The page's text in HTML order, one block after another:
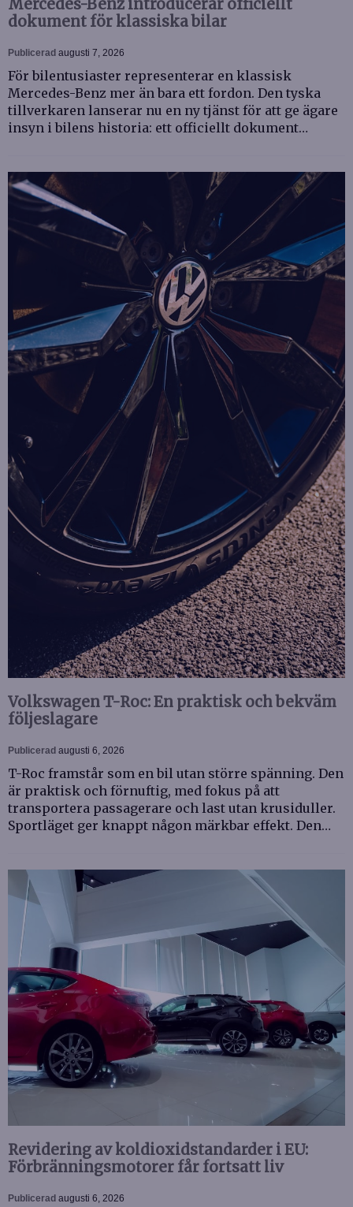
Mercedes-Benz introducerar officiellt
dokument för klassiska bilar
Publicerad augusti 7, 2026
För bilentusiaster representerar en klassisk
Mercedes-Benz mer än bara ett fordon. Den tyska
tillverkaren lanserar nu en ny tjänst för att ge ägare
insyn i bilens historia: ett officiellt dokument…
Volkswagen T-Roc: En praktisk och bekväm
följeslagare
Publicerad augusti 6, 2026
T-Roc framstår som en bil utan större spänning. Den
är praktisk och förnuftig, med fokus på att
transportera passagerare och last utan krusiduller.
Sportläget ger knappt någon märkbar effekt. Den…
Revidering av koldioxidstandarder i EU:
Förbränningsmotorer får fortsatt liv
Publicerad augusti 6, 2026